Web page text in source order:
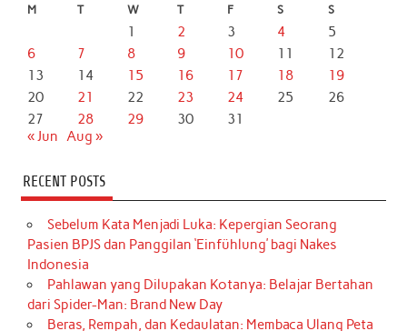
M T W T F S S
1 2 3 4
5
6
7 8 9 10 11
12
13
14 15 16 17 18
19
20
21 22 23 24 25
26
27
28 29 30
31
« Jun Aug »
RECENT POSTS
Sebelum Kata Menjadi Luka: Kepergian Seorang
Pasien BPJS dan Panggilan ‘Einfühlung’ bagi Nakes
Indonesia
Pahlawan yang Dilupakan Kotanya: Belajar Bertahan
dari Spider-Man: Brand New Day
Beras, Rempah, dan Kedaulatan: Membaca Ulang Peta